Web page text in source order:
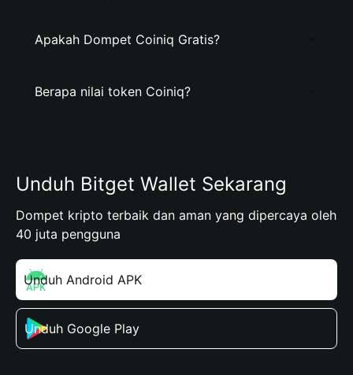
Apakah Dompet Coiniq Gratis?
Berapa nilai token Coiniq?
Unduh Bitget Wallet Sekarang
Dompet kripto terbaik dan aman yang dipercaya oleh
40 juta pengguna
Unduh Android APK
Unduh Google Play